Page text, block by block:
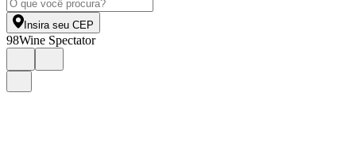
Insira seu CEP
98Wine Spectator